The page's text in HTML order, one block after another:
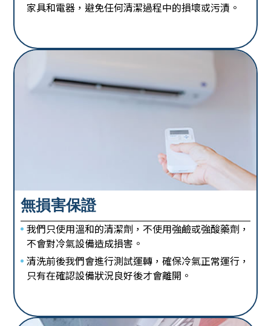
家具和電器，避免任何清潔過程中的損壞或污漬。
無損害保證
我們只使用溫和的清潔劑，不使用強鹼或強酸藥劑，
不會對冷氣設備造成損害。
清洗前後我們會進行測試運轉，確保冷氣正常運行，
只有在確認設備狀況良好後才會離開。